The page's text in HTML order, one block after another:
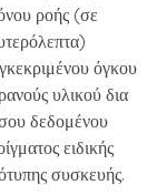
ροής (σε
όγκου
υλικού δια
δεδομένου
ειδικής
συσκευής.